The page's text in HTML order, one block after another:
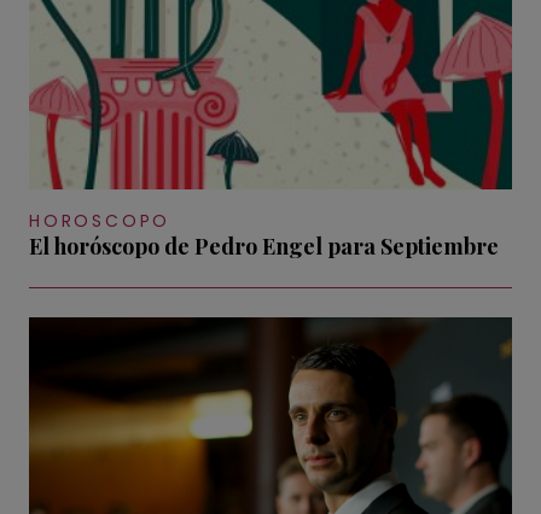
HOROSCOPO
El horóscopo de Pedro Engel para Septiembre